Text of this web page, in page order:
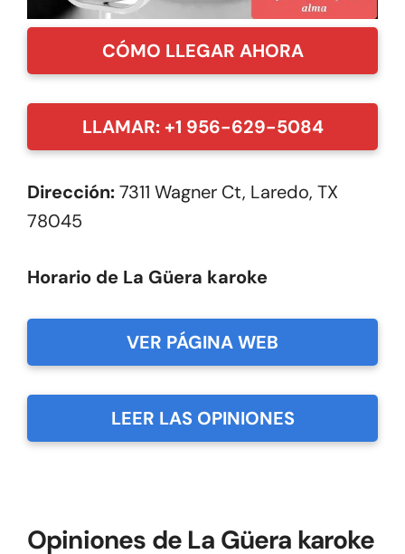
CÓMO LLEGAR AHORA
LLAMAR: +1 956-629-5084
Dirección:7311 Wagner Ct, Laredo, TX
78045
Horario de La Güera karoke
VER PÁGINA WEB
LEER LAS OPINIONES
Opiniones de La Güera karoke